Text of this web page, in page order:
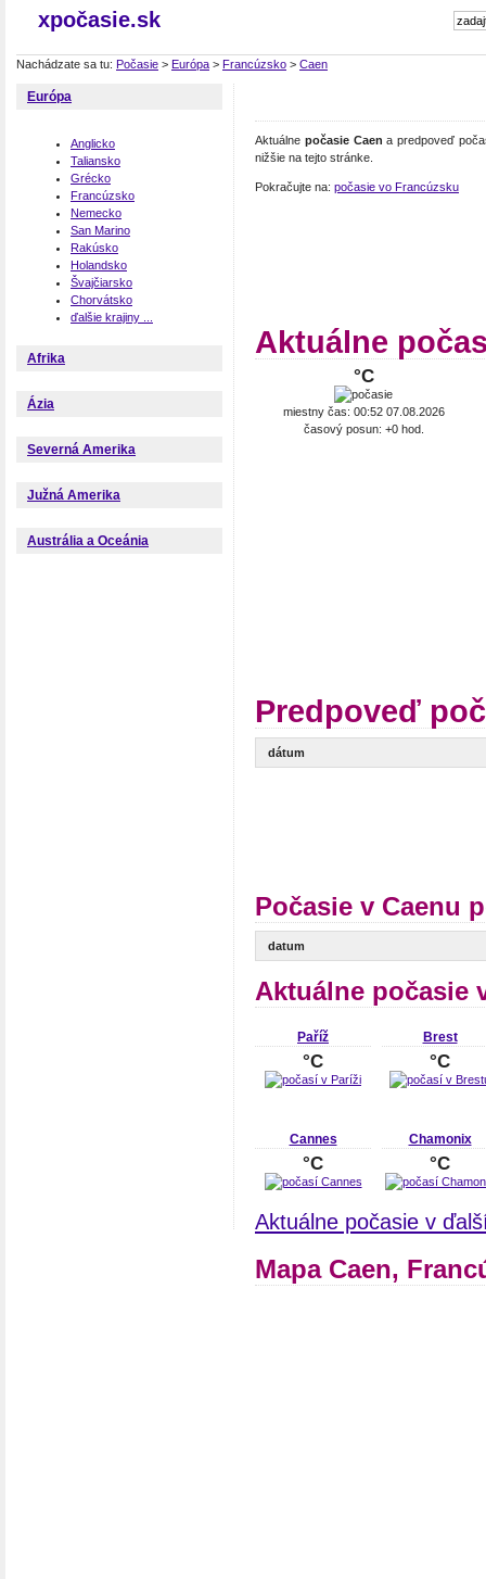
xpočasie.sk
Nachádzate sa tu: Počasie > Európa > Francúzsko > Caen
Európa
Anglicko
Taliansko
Grécko
Francúzsko
Nemecko
San Marino
Rakúsko
Holandsko
Švajčiarsko
Chorvátsko
ďalšie krajiny ...
Afrika
Ázia
Severná Amerika
Južná Amerika
Austrália a Oceánia
Aktuálne počasie Caen a predpoveď
nižšie na tejto stránke.
Pokračujte na: počasie vo Francúzsku
Aktuálne
°C
miestny čas: 00:52 07.08.2026
časový posun: +0 hod.
Predpoveď
dátum
Počasie v Caenu
datum
Aktuálne počasie
Paříž
°C
Brest
°C
Cannes
°C
Chamonix
°C
Aktuálne počasie v
Mapa Caen,